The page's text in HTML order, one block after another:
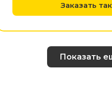
Заказать
Показать